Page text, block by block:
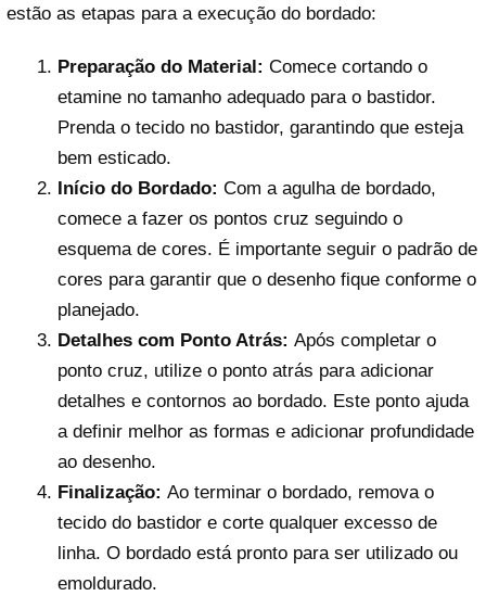
estão as etapas para a execução do bordado:
Preparação do Material: Comece cortando o
etamine no tamanho adequado para o bastidor.
Prenda o tecido no bastidor, garantindo que esteja
bem esticado.
Início do Bordado: Com a agulha de bordado,
comece a fazer os pontos cruz seguindo o
esquema de cores. É importante seguir o padrão de
cores para garantir que o desenho fique conforme o
planejado.
Detalhes com Ponto Atrás: Após completar o
ponto cruz, utilize o ponto atrás para adicionar
detalhes e contornos ao bordado. Este ponto ajuda
a definir melhor as formas e adicionar profundidade
ao desenho.
Finalização: Ao terminar o bordado, remova o
tecido do bastidor e corte qualquer excesso de
linha. O bordado está pronto para ser utilizado ou
emoldurado.